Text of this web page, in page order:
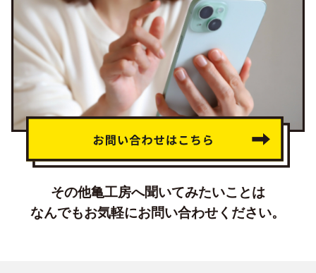
その他亀工房へ聞いてみたいことは
なんでもお気軽にお問い合わせください。